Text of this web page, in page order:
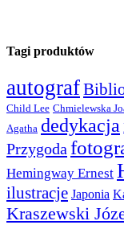
Tagi produktów
autograf
Child Lee Chmielewska
Agatha dedykacja
Przygoda
Hemingway Ernest
ilustracje Japonia
Kraszewski